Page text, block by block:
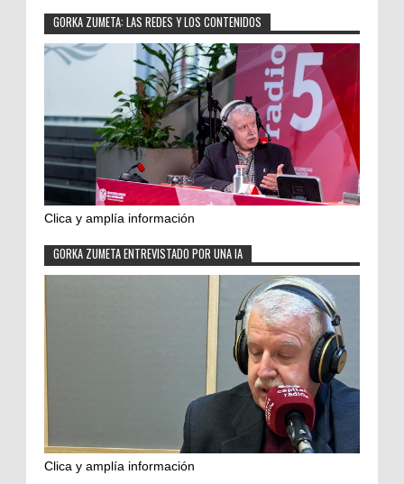
GORKA ZUMETA: LAS REDES Y LOS CONTENIDOS
Clica y amplía información
GORKA ZUMETA ENTREVISTADO POR UNA IA
Clica y amplía información